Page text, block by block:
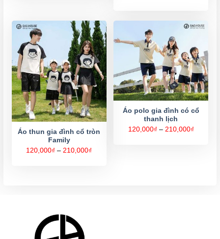
Áo thun gia đình cổ tròn
Family
120,000₫ – 210,000₫
Áo polo gia đình có cổ
thanh lịch
120,000₫ – 210,000₫Khoảng